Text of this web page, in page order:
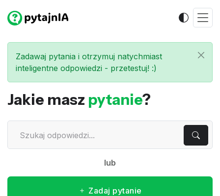
Zadawaj pytania i otrzymuj natychmiast
inteligentne odpowiedzi - przetestuj! :)
Jakie masz pytanie?
lub
Zadaj pytanie